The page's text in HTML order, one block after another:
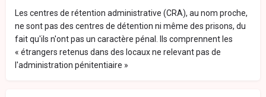
Les centres de rétention administrative (CRA), au nom proche,
ne sont pas des centres de détention ni même des prisons, du
fait qu'ils n'ont pas un caractère pénal. Ils comprennent les
« étrangers retenus dans des locaux ne relevant pas de
l'administration pénitentiaire »